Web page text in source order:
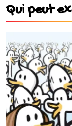
Qui peut